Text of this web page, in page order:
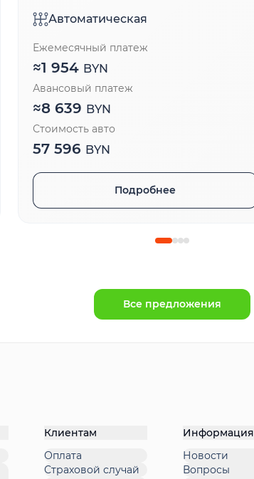
Автоматическая
Ежемесячный платеж
≈1 954 BYN
Авансовый платеж
≈8 639 BYN
Стоимость авто
57 596 BYN
Подробнее
Все предложения
Клиентам
Оплата
Страховой случай
Информация
Новости
Вопросы